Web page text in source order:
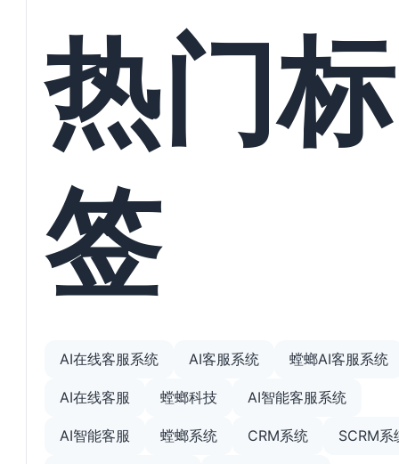
热门标
签
AI在线客服系统 AI客服系统 螳螂AI客服系统
AI在线客服 螳螂科技 AI智能客服系统
AI智能客服 螳螂系统 CRM系统 SCRM系